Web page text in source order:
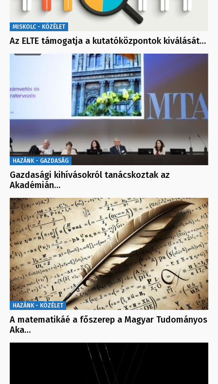
MISKOLC - KÖZÉLET
Az ELTE támogatja a kutatóközpontok kiválását…
HAZÁNK - GAZDASÁG
Gazdasági kihívásokról tanácskoztak az
Akadémián…
HAZÁNK - KÖZÉLET
A matematikáé a főszerep a Magyar Tudományos
Aka…